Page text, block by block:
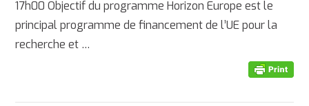
17h00 Objectif du programme Horizon Europe est le
principal programme de financement de l’UE pour la
recherche et …